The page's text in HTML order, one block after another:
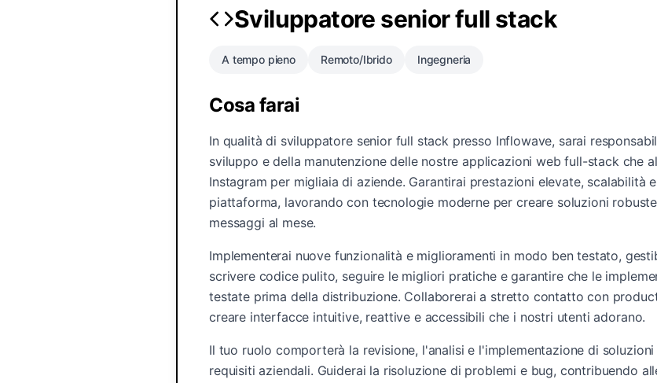
Sviluppatore senior full stack
A tempo pieno Remoto/Ibrido Ingegneria
Cosa farai
In qualità di sviluppatore senior full stack presso Inflowave, sarai
sviluppo e della manutenzione delle nostre applicazioni web full-stack che
Instagram per migliaia di aziende. Garantirai prestazioni elevate, scalabilità
piattaforma, lavorando con tecnologie moderne per creare soluzioni
messaggi al mese.
Implementerai nuove funzionalità e miglioramenti in modo ben testato,
scrivere codice pulito, seguire le migliori pratiche e garantire che le
testate prima della distribuzione. Collaborerai a stretto contatto con
creare interfacce intuitive, reattive e accessibili che i nostri utenti adorano.
Il tuo ruolo comporterà la revisione, l'analisi e l'implementazione di
requisiti aziendali. Guiderai la risoluzione di problemi e bug, contribuendo